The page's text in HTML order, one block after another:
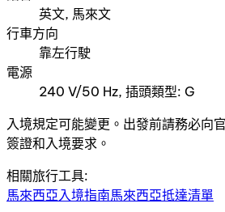
英文, 馬來文
行車方向
靠左行駛
電源
240 V/50 Hz, 插頭類型: G
入境規定可能變更。出發前請務必向
簽證和入境要求。
相關旅行工具:
馬來西亞入境指南馬來西亞抵達清單